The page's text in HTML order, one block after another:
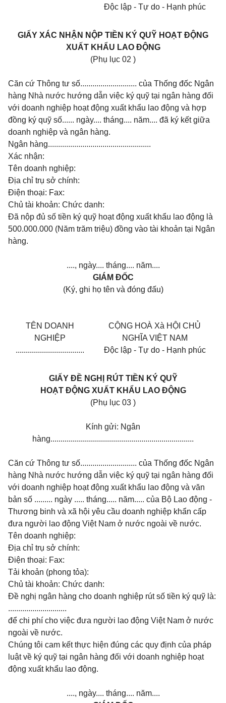
Độc lập - Tự do - Hạnh phúc
GIẤY XÁC NHẬN NỘP TIỀN KÝ QUỸ HOẠT ĐỘNG
XUẤT KHẨU LAO ĐỘNG
(Phụ lục 02 )
Căn cứ Thông tư số............................ của Thống đốc Ngân
hàng Nhà nước hướng dẫn việc ký quỹ tại ngân hàng đối
với doanh nghiệp hoạt động xuất khẩu lao động và hợp
đồng ký quỹ số...... ngày.... tháng.... năm.... đã ký kết giữa
doanh nghiệp và ngân hàng.
Ngân hàng...................................................
Xác nhận:
Tên doanh nghiệp:
Địa chỉ trụ sở chính:
Điện thoại: Fax:
Chủ tài khoản: Chức danh:
Đã nộp đủ số tiền ký quỹ hoạt động xuất khẩu lao động là
500.000.000 (Năm trăm triệu) đồng vào tài khoản tại Ngân
hàng.
...., ngày.... tháng.... năm....
GIÁM ĐỐC
(Ký, ghi họ tên và đóng đấu)
TÊN DOANH
NGHIỆP
..................................
CỘNG HOÀ Xà HỘI CHỦ
NGHĨA VIỆT NAM
Độc lập - Tự do - Hạnh phúc
GIẤY ĐỀ NGHỊ RÚT TIỀN KÝ QUỸ
HOẠT ĐỘNG XUẤT KHẨU LAO ĐỘNG
(Phụ lục 03 )
Kính gửi: Ngân
hàng.......................................................................
Căn cứ Thông tư số............................ của Thống đốc Ngân
hàng Nhà nước hướng dẫn việc ký quỹ tại ngân hàng đối
với doanh nghiệp hoạt động xuất khẩu lao động và văn
bản số ......... ngày ..... tháng..... năm..... của Bộ Lao động -
Thương binh và xã hội yêu cầu doanh nghiệp khẩn cấp
đưa người lao động Việt Nam ở nước ngoài về nước.
Tên doanh nghiệp:
Địa chỉ trụ sở chính:
Điện thoại: Fax:
Tải khoản (phong tỏa):
Chủ tài khoản: Chức danh:
Đề nghị ngân hàng cho doanh nghiệp rút số tiền ký quỹ là:
.............................
để chi phí cho việc đưa người lao động Việt Nam ở nước
ngoài về nước.
Chúng tôi cam kết thực hiện đúng các quy định của pháp
luật về ký quỹ tại ngân hàng đối với doanh nghiệp hoạt
động xuất khẩu lao động.
...., ngày.... tháng.... năm....